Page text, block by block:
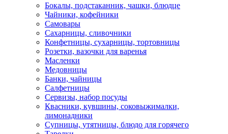
Бокалы, подстаканник, чашки, блюдце
Чайники, кофейники
Самовары
Сахарницы, сливочники
Конфетницы, сухарницы, тортовницы
Розетки, вазочки для варенья
Масленки
Медовницы
Банки, чайницы
Салфетницы
Сервизы, набор посуды
Квасники, кувшины, соковыжималки,
лимонадники
Супницы, утятницы, блюдо для горячего